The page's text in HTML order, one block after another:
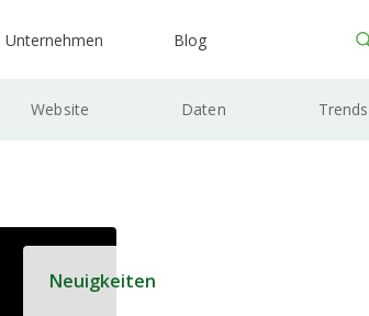
Unternehmen Blog
Website Daten Trends
Neuigkeiten